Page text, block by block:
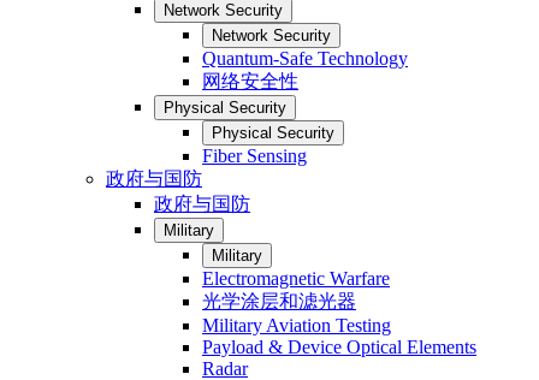
Network Security
Network Security
Quantum-Safe Technology
网络安全性
Physical Security
Physical Security
Fiber Sensing
政府与国防
政府与国防
Military
Military
Electromagnetic Warfare
光学涂层和滤光器
Military Aviation Testing
Payload & Device Optical Elements
Radar